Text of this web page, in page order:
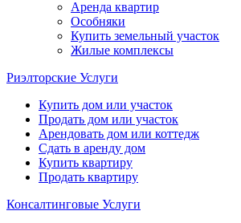
Аренда квартир
Особняки
Купить земельный участок
Жилые комплексы
Риэлторские Услуги
Купить дом или участок
Продать дом или участок
Арендовать дом или коттедж
Сдать в аренду дом
Купить квартиру
Продать квартиру
Консалтинговые Услуги